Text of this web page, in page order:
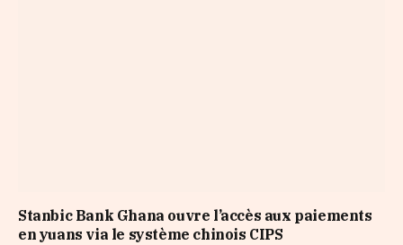
Stanbic Bank Ghana ouvre l’accès aux paiements
en yuans via le système chinois CIPS